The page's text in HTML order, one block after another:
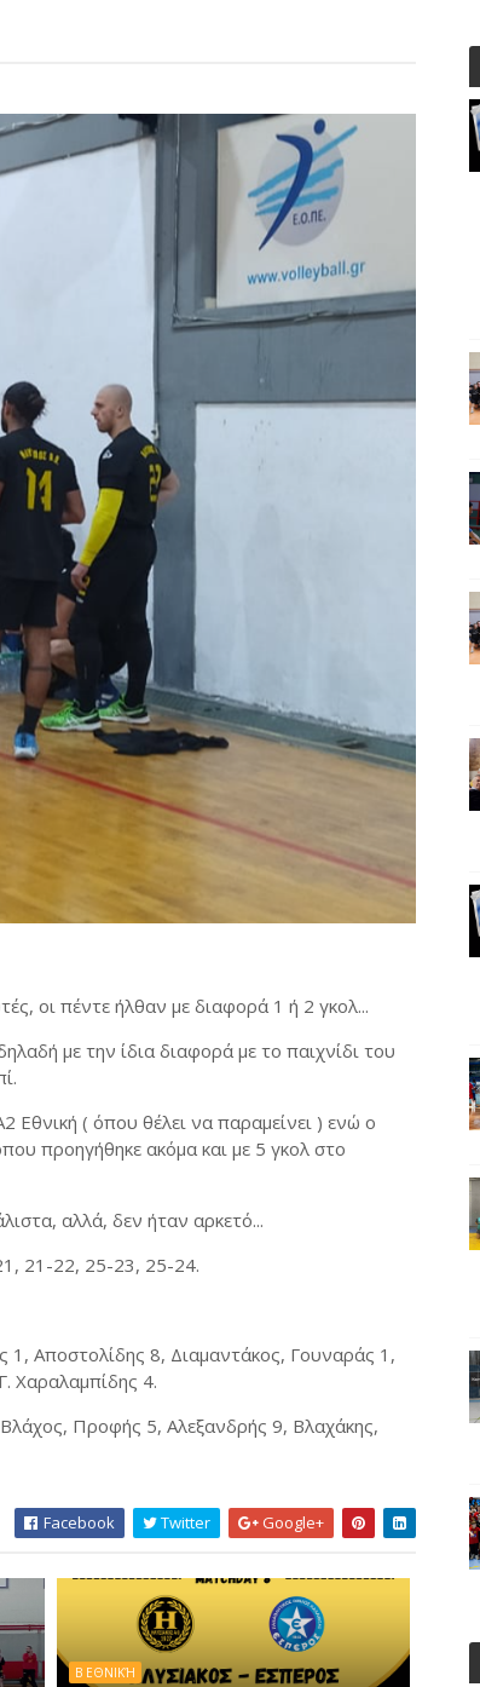
οι πέντε ήλθαν με διαφορά 1 ή 2 γκολ...
με την ίδια διαφορά με το παιχνίδι του
Εθνική ( όπου θέλει να παραμείνει ) ενώ ο
προηγήθηκε ακόμα και με 5 γκολ στο
αλλά, δεν ήταν αρκετό...
21-22, 25-23, 25-24.
Αποστολίδης 8, Διαμαντάκος, Γουναράς 1,
Χαραλαμπίδης 4.
Προφής 5, Αλεξανδρής 9, Βλαχάκης,
Facebook Twitter Google+
Β ΕΘΝΙΚΉ